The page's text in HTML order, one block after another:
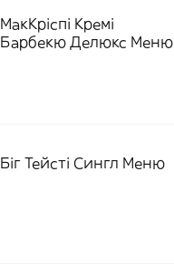
МакКріспі Кремі
Барбекю Делюкс Меню
Біг Тейсті Сингл Меню